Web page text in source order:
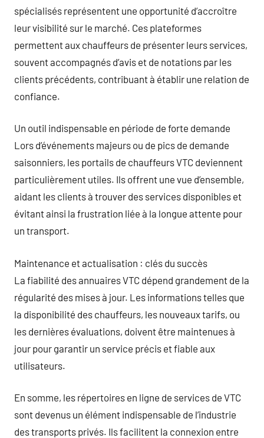
spécialisés représentent une opportunité d’accroître
leur visibilité sur le marché. Ces plateformes
permettent aux chauffeurs de présenter leurs services,
souvent accompagnés d’avis et de notations par les
clients précédents, contribuant à établir une relation de
confiance.
Un outil indispensable en période de forte demande
Lors d’événements majeurs ou de pics de demande
saisonniers, les portails de chauffeurs VTC deviennent
particulièrement utiles. Ils offrent une vue d’ensemble,
aidant les clients à trouver des services disponibles et
évitant ainsi la frustration liée à la longue attente pour
un transport.
Maintenance et actualisation : clés du succès
La fiabilité des annuaires VTC dépend grandement de la
régularité des mises à jour. Les informations telles que
la disponibilité des chauffeurs, les nouveaux tarifs, ou
les dernières évaluations, doivent être maintenues à
jour pour garantir un service précis et fiable aux
utilisateurs.
En somme, les répertoires en ligne de services de VTC
sont devenus un élément indispensable de l’industrie
des transports privés. Ils facilitent la connexion entre